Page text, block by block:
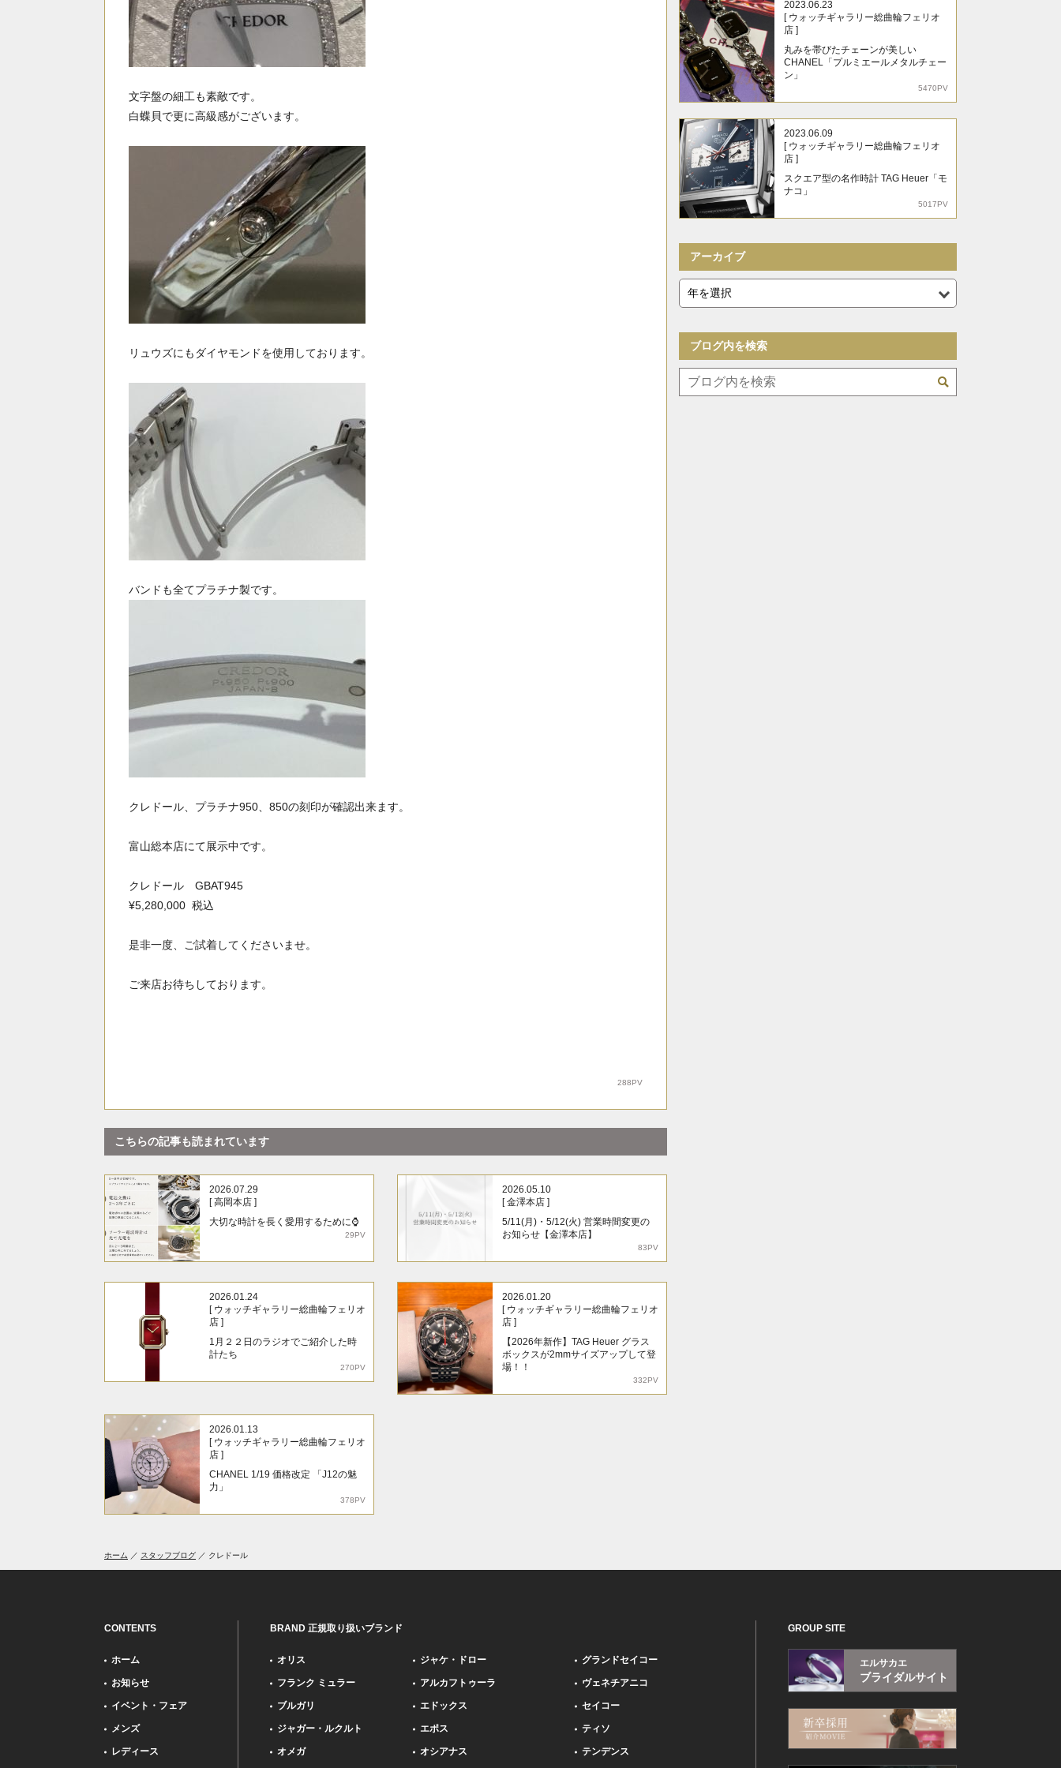
文字盤の細工も素敵です。
白蝶貝で更に高級感がございます。
リュウズにもダイヤモンドを使用しております。
バンドも全てプラチナ製です。
クレドール、プラチナ950、850の刻印が確認出来ます。
富山総本店にて展示中です。
クレドール GBAT945
¥5,280,000 税込
是非一度、ご試着してくださいませ。
ご来店お待ちしております。
288PV
こちらの記事も読まれています
2026.07.29
[ 高岡本店 ]
大切な時計を長く愛用するために⌚
29PV
2026.05.10
[ 金澤本店 ]
5/11(月)・5/12(火) 営業時間変更の
お知らせ【金澤本店】
83PV
2026.01.24
[ ウォッチギャラリー総曲輪フェリオ
店 ]
1月２２日のラジオでご紹介した時
計たち
270PV
2026.01.20
[ ウォッチギャラリー総曲輪フェリオ
店 ]
【2026年新作】TAG Heuer グラス
ボックスが2mmサイズアップして登
場！！
332PV
2026.01.13
[ ウォッチギャラリー総曲輪フェリオ
店 ]
CHANEL 1/19 価格改定 「J12の魅
力」
378PV
2023.06.23
[ ウォッチギャラリー総曲輪フェリオ
店 ]
丸みを帯びたチェーンが美しい
CHANEL「プルミエールメタルチェー
ン」
5470PV
2023.06.09
[ ウォッチギャラリー総曲輪フェリオ
店 ]
スクエア型の名作時計 TAG Heuer「モ
ナコ」
5017PV
アーカイブ
ブログ内を検索
ホーム スタッフブログ クレドール
CONTENTS
ホーム
お知らせ
イベント・フェア
メンズ
レディース
BRAND 正規取り扱いブランド
オリス
フランク ミュラー
ブルガリ
ジャガー・ルクルト
オメガ
ジャケ・ドロー
アルカフトゥーラ
エドックス
エポス
オシアナス
グランドセイコー
ヴェネチアニコ
セイコー
ティソ
テンデンス
GROUP SITE
エルサカエ
ブライダルサイト